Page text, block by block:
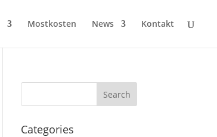
Mostkosten News Kontakt
Categories